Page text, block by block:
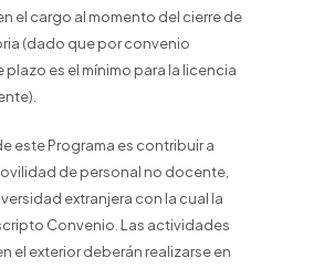
el cargo al momento del cierre de
(dado que por convenio
es el mínimo para la licencia
este Programa es contribuir a
de personal no docente,
extranjera con la cual la
Convenio. Las actividades
el exterior deberán realizarse en